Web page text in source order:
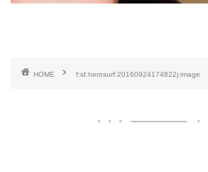
HOME f:id:herosurf:20160924174822j:image